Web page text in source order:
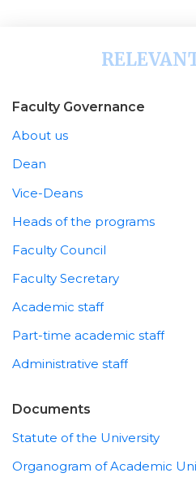
Faculty Governance
About us
Dean
Vice-Deans
Heads of the programs
Faculty Council
Faculty Secretary
Academic staff
Part-time academic staff
Administrative staff
Documents
Statute of the University
Organogram of Academic